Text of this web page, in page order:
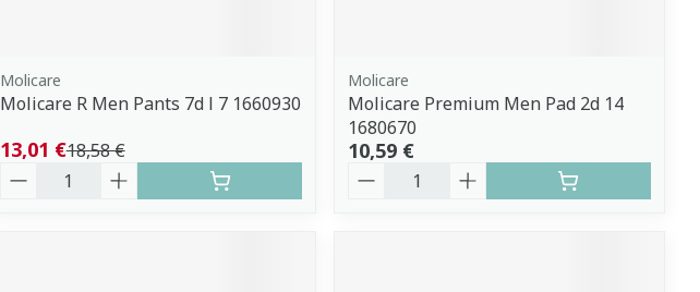
Molicare
Molicare R Men Pants 7d l 7 1660930
18,58 €
13,01 €
Quantité
Molicare
Molicare Premium Men Pad 2d 14
1680670
10,59 €
Quantité